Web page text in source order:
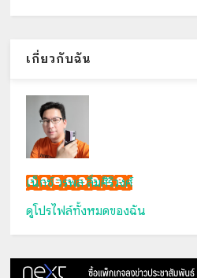
เกี่ยวกับฉัน
เน็กซ์ วรพล ลิ่มศิริวงศ์
ดูโปรไฟล์ทั้งหมดของฉัน